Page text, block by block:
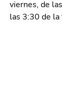
viernes, de
las 3:30 de la